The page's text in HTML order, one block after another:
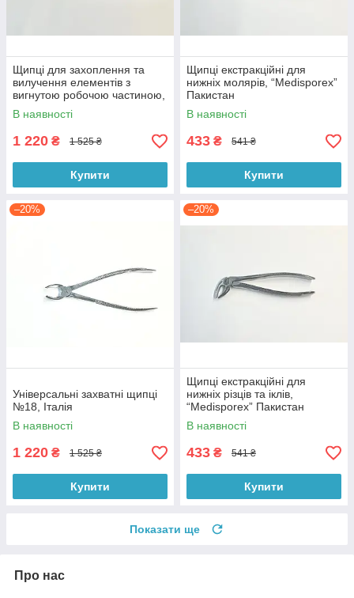
Щипці для захоплення та
вилучення елементів з
вигнутою робочою частиною,
Італія
В наявності
1 220 ₴ 1 525 ₴
Купити
Щипці екстракційні для
нижніх молярів, “Medisporex”
Пакистан
В наявності
433 ₴ 541 ₴
Купити
–20%
Універсальні захватні щипці
№18, Італія
В наявності
1 220 ₴ 1 525 ₴
Купити
–20%
Щипці екстракційні для
нижніх різців та іклів,
“Medisporex” Пакистан
В наявності
433 ₴ 541 ₴
Купити
Показати ще
Про нас